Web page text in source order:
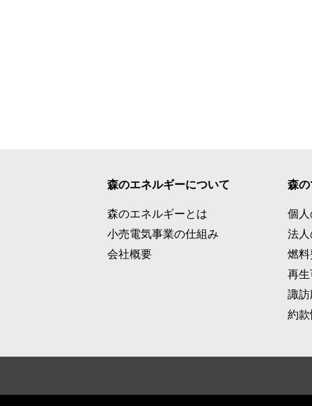
森のエネルギーについて
森のエネルギーとは
小売電気事業の仕組み
会社概要
森の
個人
法人
燃料
再
諏訪
約款